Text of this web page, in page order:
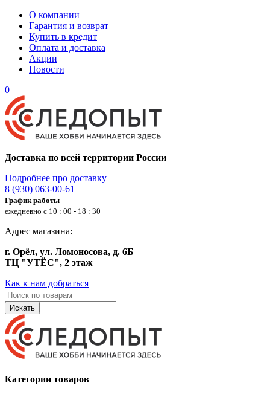
О компании
Гарантия и возврат
Купить в кредит
Оплата и доставка
Акции
Новости
0
Доставка по всей территории России
Подробнее про доставку
8 (930) 063-00-61
График работы
ежедневно с 10 : 00 - 18 : 30
Адрес магазина:
г. Орёл, ул. Ломоносова, д. 6Б
ТЦ "УТЁС", 2 этаж
Как к нам добраться
Искать
Категории товаров